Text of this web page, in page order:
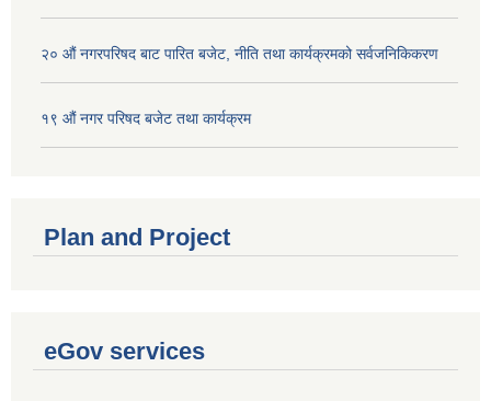
२० औं नगरपरिषद बाट पारित बजेट, नीति तथा कार्यक्रमको सर्वजनिकिकरण
१९ औं नगर परिषद बजेट तथा कार्यक्रम
Plan and Project
eGov services